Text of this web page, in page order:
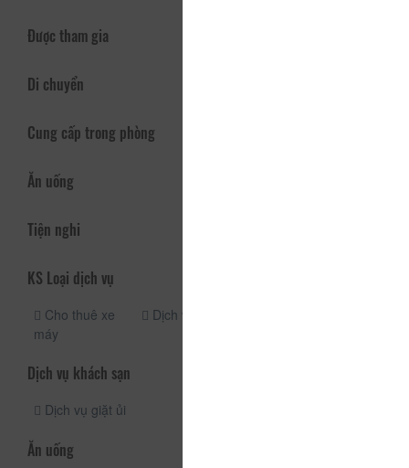
Được tham gia
Di chuyển
Cung cấp trong phòng
Ăn uống
Tiện nghi
KS Loại dịch vụ
Cho thuê xe
máy
Dịch vụ taxi
Dịch vụ khách sạn
Dịch vụ giặt ủi
Ăn uống